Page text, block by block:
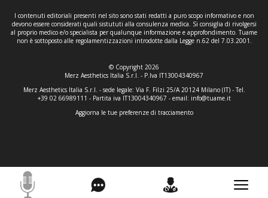
I contenuti editoriali presenti nel sito sono stati redatti a puro scopo informativo e non
devono essere considerati quali sistututi alla consulenza medica. Si consiglia di rivolgersi
al proprio medico e/o specialista per qualunque informazione e approfondimento. Tuame
non è sottoposto alle regolamentizzazioni introdotte dalla Legge n.62 del 7.03.2001.
© Copyright 2026
Merz Aesthetics Italia S.r.l. - P.Iva IT13004340967
Merz Aesthetics Italia S.r.l. - sede legale: Via F. Filzi 25/A 20124 Milano (IT) - Tel.
+39 02 66989111 - Partita iva IT13004340967 - email: info@tuame.it
Aggiorna le tue preferenze di tracciamento